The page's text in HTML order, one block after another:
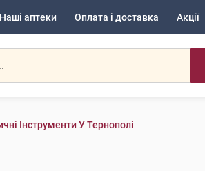
Наші аптеки Оплата і доставка Акції
Інструменти У Тернополі